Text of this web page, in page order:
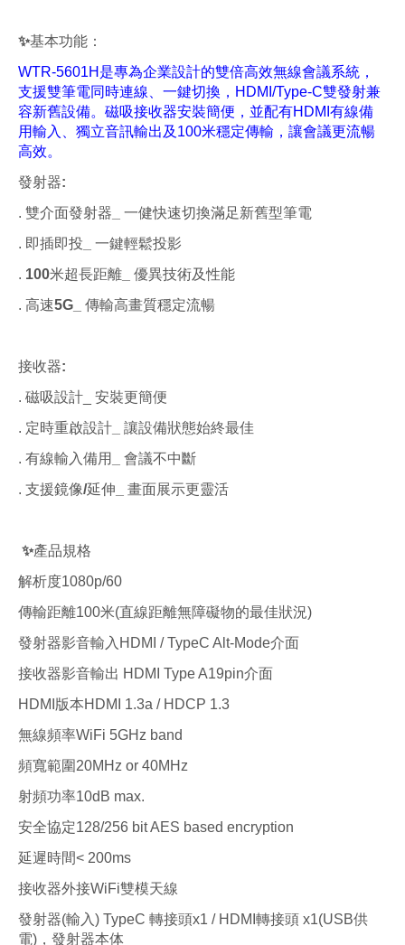
✨基本功能：
WTR-5601H是專為企業設計的雙倍高效無線會議系統，
支援雙筆電同時連線、一鍵切換，HDMI/Type-C雙發射兼
容新舊設備。磁吸接收器安裝簡便，並配有HDMI有線備
用輸入、獨立音訊輸出及100米穩定傳輸，讓會議更流暢
高效。
發射器:
. 雙介面發射器
一健快速切換滿足新舊型筆電
. 即插即投
一鍵輕鬆投影
. 100米超長距離
優異技術及性能
. 高速5G_ 傳輸高畫質穩定流暢
接收器:
. 磁吸設計 _ 安裝更簡便
. 定時重啟設計
讓設備狀態始終最佳
. 有線輸入備用
會議不中斷
. 支援鏡像/延伸 畫面展示更靈活
✨產品規格
解析度1080p/60
傳輸距離100米(直線距離無障礙物的最佳狀況)
發射器影音輸入HDMI / TypeC Alt-Mode介面
接收器影音輸出 HDMI Type A19pin介面
HDMI版本HDMI 1.3a / HDCP 1.3
無線頻率WiFi 5GHz band
頻寬範圍20MHz or 40MHz
射頻功率10dB max.
安全協定128/256 bit AES based encryption
延遲時間< 200ms
接收器外接WiFi雙模天線
發射器(輸入) TypeC 轉接頭x1 / HDMI轉接頭 x1(USB供
電)，發射器本体